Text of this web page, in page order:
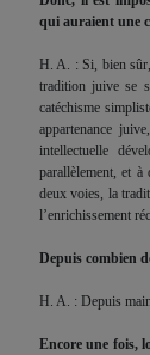
qui auraient une
H. A. : Si, bien
tradition juive se
catéchisme
appartenance
intellectuelle
parallèlement, et à
deux voies, la
l’enrichissement
Depuis combien
H. A. : Depuis
Encore une fois,